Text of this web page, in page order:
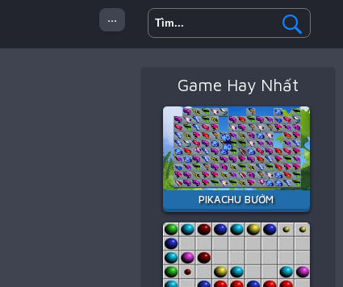
...
Game Hay Nhất
PIKACHU BƯỚM